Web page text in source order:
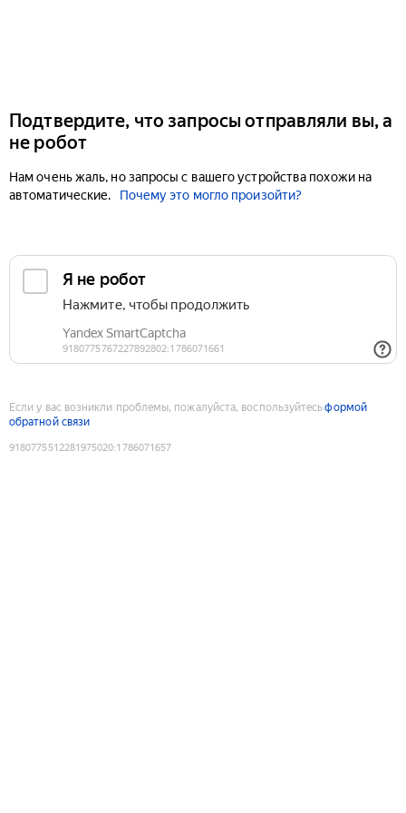
Подтвердите, что запросы отправляли вы, а
не робот
Нам очень жаль, но запросы с вашего устройства похожи на
автоматические.
Почему это могло произойти?
Если у вас возникли проблемы, пожалуйста, воспользуйтесьформой
обратной связи
9180775512281975020:1786071657